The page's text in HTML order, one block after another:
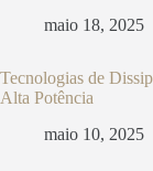
maio 18, 2025
Tecnologias de
Alta Potência
maio 10, 2025